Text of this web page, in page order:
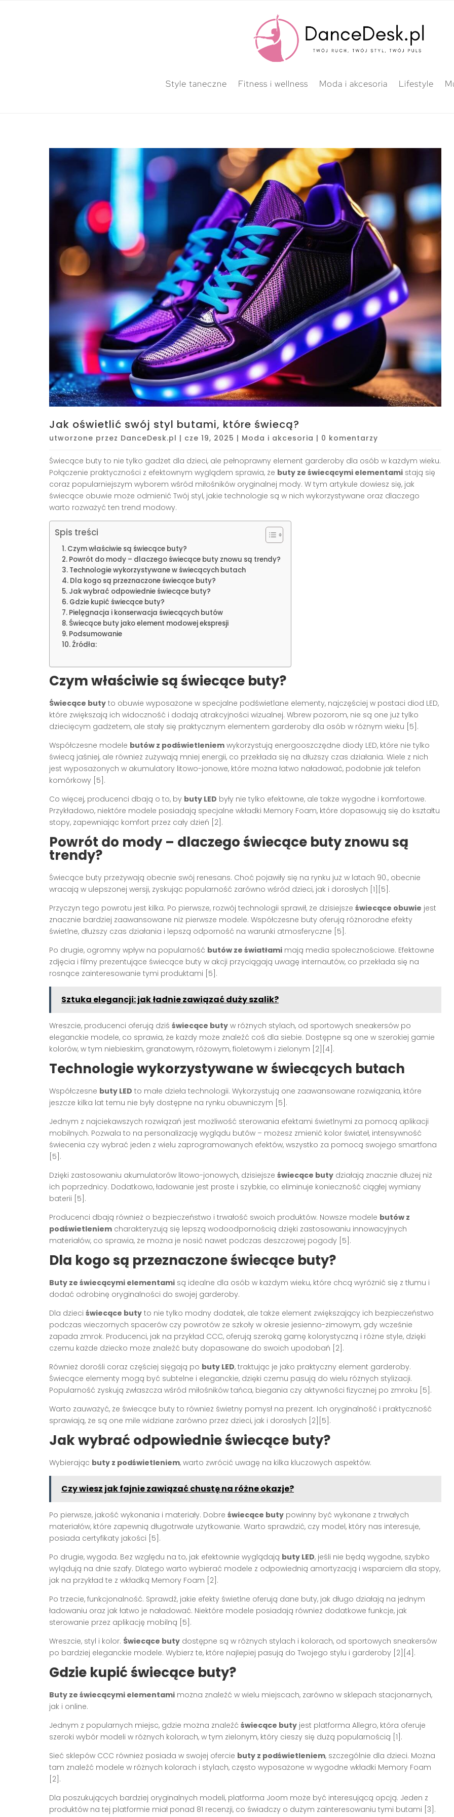
Style taneczne Fitness i wellness Moda i akcesoria Lifestyle
Jak oświetlić swój styl butami, które świecą?
utworzone przez DanceDesk.pl | cze 19, 2025 | Moda i akcesoria | 0 komentarzy
Świecące buty to nie tylko gadżet dla dzieci, ale pełnoprawny element garderoby dla osób w każdym wieku.
Połączenie praktyczności z efektownym wyglądem sprawia, że buty ze świecącymi elementami stają się
coraz popularniejszym wyborem wśród miłośników oryginalnej mody. W tym artykule dowiesz się, jak
świecące obuwie może odmienić Twój styl, jakie technologie są w nich wykorzystywane oraz dlaczego
warto rozważyć ten trend modowy.
Spis treści
Czym właściwie są świecące buty?
Powrót do mody – dlaczego świecące buty znowu są trendy?
Technologie wykorzystywane w świecących butach
Dla kogo są przeznaczone świecące buty?
Jak wybrać odpowiednie świecące buty?
Gdzie kupić świecące buty?
Pielęgnacja i konserwacja świecących butów
Świecące buty jako element modowej ekspresji
Podsumowanie
Źródła:
Czym właściwie są świecące buty?
Świecące buty to obuwie wyposażone w specjalne podświetlane elementy, najczęściej w postaci diod LED,
które zwiększają ich widoczność i dodają atrakcyjności wizualnej. Wbrew pozorom, nie są one już tylko
dziecięcym gadżetem, ale stały się praktycznym elementem garderoby dla osób w różnym wieku [5].
Współczesne modele butów z podświetleniem wykorzystują energooszczędne diody LED, które nie tylko
świecą jaśniej, ale również zużywają mniej energii, co przekłada się na dłuższy czas działania. Wiele z nich
jest wyposażonych w akumulatory litowo-jonowe, które można łatwo naładować, podobnie jak telefon
komórkowy [5].
Co więcej, producenci dbają o to, by buty LED były nie tylko efektowne, ale także wygodne i komfortowe.
Przykładowo, niektóre modele posiadają specjalne wkładki Memory Foam, które dopasowują się do kształtu
stopy, zapewniając komfort przez cały dzień [2].
Powrót do mody – dlaczego świecące buty znowu są
trendy?
Świecące buty przeżywają obecnie swój renesans. Choć pojawiły się na rynku już w latach 90., obecnie
wracają w ulepszonej wersji, zyskując popularność zarówno wśród dzieci, jak i dorosłych [1][5].
Przyczyn tego powrotu jest kilka. Po pierwsze, rozwój technologii sprawił, że dzisiejsze świecące obuwie jest
znacznie bardziej zaawansowane niż pierwsze modele. Współczesne buty oferują różnorodne efekty
świetlne, dłuższy czas działania i lepszą odporność na warunki atmosferyczne [5].
Po drugie, ogromny wpływ na popularność butów ze światłami mają media społecznościowe. Efektowne
zdjęcia i filmy prezentujące świecące buty w akcji przyciągają uwagę internautów, co przekłada się na
rosnące zainteresowanie tymi produktami [5].
Sztuka elegancji: jak ładnie zawiązać duży szalik?
Wreszcie, producenci oferują dziś świecące buty w różnych stylach, od sportowych sneakersów po
eleganckie modele, co sprawia, że każdy może znaleźć coś dla siebie. Dostępne są one w szerokiej gamie
kolorów, w tym niebieskim, granatowym, różowym, fioletowym i zielonym [2][4].
Technologie wykorzystywane w świecących butach
Współczesne buty LED to małe dzieła technologii. Wykorzystują one zaawansowane rozwiązania, które
jeszcze kilka lat temu nie były dostępne na rynku obuwniczym [5].
Jednym z najciekawszych rozwiązań jest możliwość sterowania efektami świetlnymi za pomocą aplikacji
mobilnych. Pozwala to na personalizację wyglądu butów – możesz zmienić kolor świateł, intensywność
świecenia czy wybrać jeden z wielu zaprogramowanych efektów, wszystko za pomocą swojego smartfona
[5].
Dzięki zastosowaniu akumulatorów litowo-jonowych, dzisiejsze świecące buty działają znacznie dłużej niż
ich poprzednicy. Dodatkowo, ładowanie jest proste i szybkie, co eliminuje konieczność ciągłej wymiany
baterii [5].
Producenci dbają również o bezpieczeństwo i trwałość swoich produktów. Nowsze modele butów z
podświetleniem charakteryzują się lepszą wodoodpornością dzięki zastosowaniu innowacyjnych
materiałów, co sprawia, że można je nosić nawet podczas deszczowej pogody [5].
Dla kogo są przeznaczone świecące buty?
Buty ze świecącymi elementami są idealne dla osób w każdym wieku, które chcą wyróżnić się z tłumu i
dodać odrobinę oryginalności do swojej garderoby.
Dla dzieci świecące buty to nie tylko modny dodatek, ale także element zwiększający ich bezpieczeństwo
podczas wieczornych spacerów czy powrotów ze szkoły w okresie jesienno-zimowym, gdy wcześnie
zapada zmrok. Producenci, jak na przykład CCC, oferują szeroką gamę kolorystyczną i różne style, dzięki
czemu każde dziecko może znaleźć buty dopasowane do swoich upodobań [2].
Również dorośli coraz częściej sięgają po buty LED, traktując je jako praktyczny element garderoby.
Świecące elementy mogą być subtelne i eleganckie, dzięki czemu pasują do wielu różnych stylizacji.
Popularność zyskują zwłaszcza wśród miłośników tańca, biegania czy aktywności fizycznej po zmroku [5].
Warto zauważyć, że świecące buty to również świetny pomysł na prezent. Ich oryginalność i praktyczność
sprawiają, że są one mile widziane zarówno przez dzieci, jak i dorosłych [2][5].
Jak wybrać odpowiednie świecące buty?
Wybierając buty z podświetleniem, warto zwrócić uwagę na kilka kluczowych aspektów.
Czy wiesz jak fajnie zawiązać chustę na różne okazje?
Po pierwsze, jakość wykonania i materiały. Dobre świecące buty powinny być wykonane z trwałych
materiałów, które zapewnią długotrwałe użytkowanie. Warto sprawdzić, czy model, który nas interesuje,
posiada certyfikaty jakości [5].
Po drugie, wygoda. Bez względu na to, jak efektownie wyglądają buty LED, jeśli nie będą wygodne, szybko
wylądują na dnie szafy. Dlatego warto wybierać modele z odpowiednią amortyzacją i wsparciem dla stopy,
jak na przykład te z wkładką Memory Foam [2].
Po trzecie, funkcjonalność. Sprawdź, jakie efekty świetlne oferują dane buty, jak długo działają na jednym
ładowaniu oraz jak łatwo je naładować. Niektóre modele posiadają również dodatkowe funkcje, jak
sterowanie przez aplikację mobilną [5].
Wreszcie, styl i kolor. Świecące buty dostępne są w różnych stylach i kolorach, od sportowych sneakersów
po bardziej eleganckie modele. Wybierz te, które najlepiej pasują do Twojego stylu i garderoby [2][4].
Gdzie kupić świecące buty?
Buty ze świecącymi elementami można znaleźć w wielu miejscach, zarówno w sklepach stacjonarnych,
jak i online.
Jednym z popularnych miejsc, gdzie można znaleźć świecące buty jest platforma Allegro, która oferuje
szeroki wybór modeli w różnych kolorach, w tym zielonym, który cieszy się dużą popularnością [1].
Sieć sklepów CCC również posiada w swojej ofercie buty z podświetleniem, szczególnie dla dzieci. Można
tam znaleźć modele w różnych kolorach i stylach, często wyposażone w wygodne wkładki Memory Foam
[2].
Dla poszukujących bardziej oryginalnych modeli, platforma Joom może być interesującą opcją. Jeden z
produktów na tej platformie miał ponad 81 recenzji, co świadczy o dużym zainteresowaniu tymi butami [3].